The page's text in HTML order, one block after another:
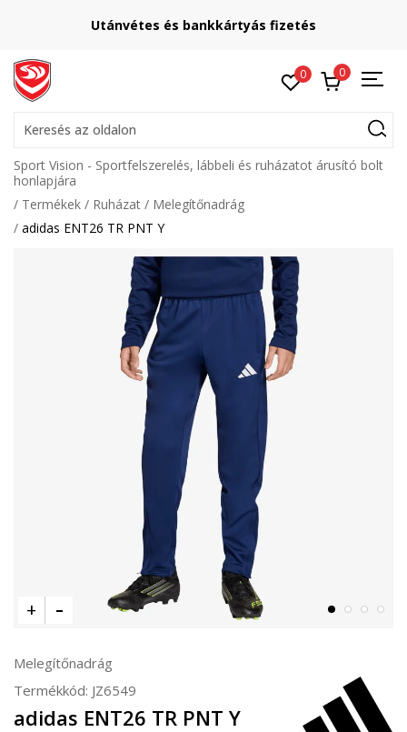
Utánvétes és bankkártyás fizetés
0 0
Keresés az oldalon
Sport Vision - Sportfelszerelés, lábbeli és ruházatot árusító bolt
honlapjára
Termékek
Ruházat
Melegítőnadrág
adidas ENT26 TR PNT Y
Melegítőnadrág
Termékkód: JZ6549
adidas ENT26 TR PNT Y